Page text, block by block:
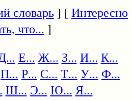
словарь] [Интересно
что... ]
Е... Ж... З... И... К...
П... Р... С... Т... У... Ф...
Ш... Э... Ю... Я...